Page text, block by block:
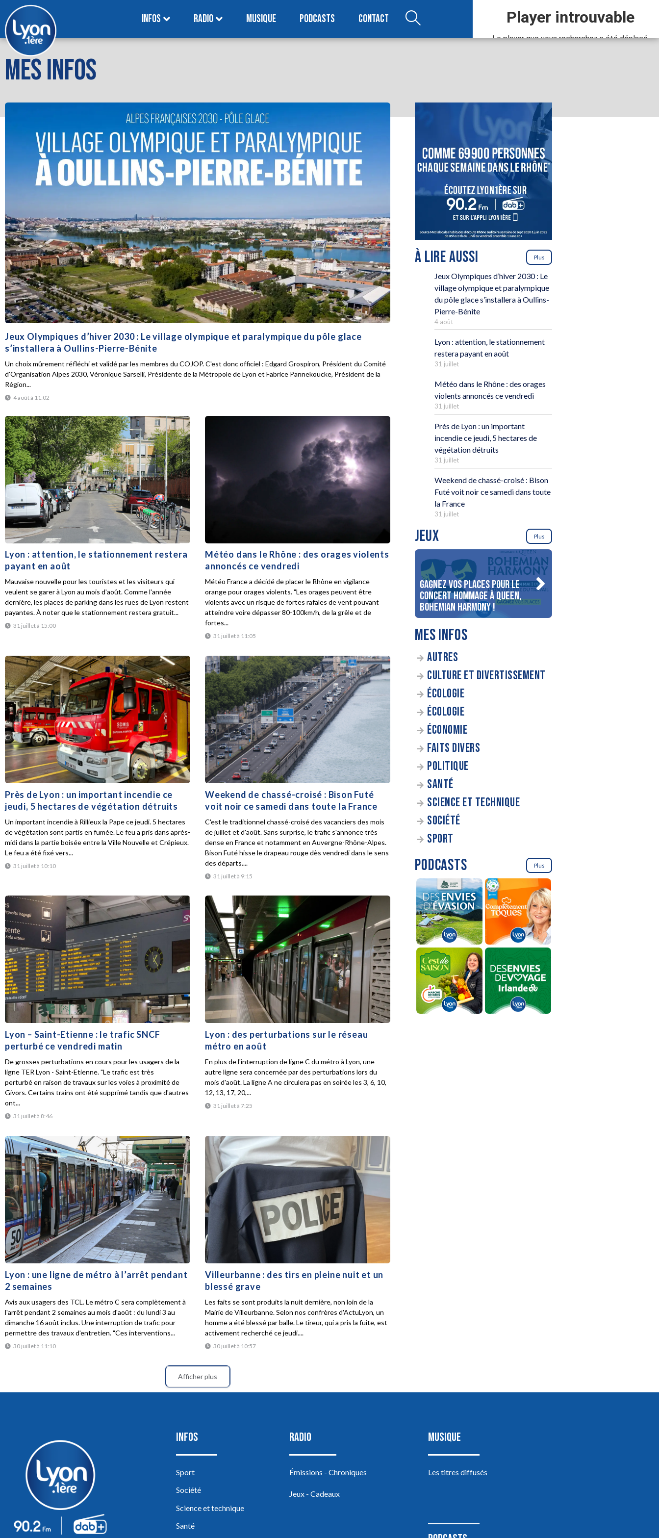
INFOS RADIO MUSIQUE PODCASTS CONTACT
MES INFOS
Jeux Olympiques d’hiver 2030 : Le village olympique et paralympique du pôle glace
s’installera à Oullins-Pierre-Bénite
4 août à 11:02
Un choix mûrement réfléchi et validé par les membres du COJOP. C'est donc officiel : Edgard Grospiron, Président du Comité
d'Organisation Alpes 2030, Véronique Sarselli, Présidente de la Métropole de Lyon et Fabrice Pannekoucke, Président de la
Région...
Lyon : attention, le stationnement restera
payant en août
31 juillet à 15:00
Mauvaise nouvelle pour les touristes et les visiteurs qui
veulent se garer à Lyon au mois d'août. Comme l'année
dernière, les places de parking dans les rues de Lyon restent
payantes. À noter que le stationnement restera gratuit...
Météo dans le Rhône : des orages violents
annoncés ce vendredi
31 juillet à 11:05
Météo France a décidé de placer le Rhône en vigilance
orange pour orages violents. "Les orages peuvent être
violents avec un risque de fortes rafales de vent pouvant
atteindre voire dépasser 80-100km/h, de la grêle et de
fortes...
Près de Lyon : un important incendie ce
jeudi, 5 hectares de végétation détruits
31 juillet à 10:10
Un important incendie à Rillieux la Pape ce jeudi. 5 hectares
de végétation sont partis en fumée. Le feu a pris dans après-
midi dans la partie boisée entre la Ville Nouvelle et Crépieux.
Le feu a été fixé vers...
Weekend de chassé-croisé : Bison Futé
voit noir ce samedi dans toute la France
31 juillet à 9:15
C'est le traditionnel chassé-croisé des vacanciers des mois
de juillet et d'août. Sans surprise, le trafic s'annonce très
dense en France et notamment en Auvergne-Rhône-Alpes.
Bison Futé hisse le drapeau rouge dès vendredi dans le sens
des départs....
Lyon – Saint-Etienne : le trafic SNCF
perturbé ce vendredi matin
31 juillet à 8:46
De grosses perturbations en cours pour les usagers de la
ligne TER Lyon - Saint-Etienne. "Le trafic est très
perturbé en raison de travaux sur les voies à proximité de
Givors. Certains trains ont été supprimé tandis que d'autres
ont...
Lyon : des perturbations sur le réseau
métro en août
31 juillet à 7:25
En plus de l'interruption de ligne C du métro à Lyon, une
autre ligne sera concernée par des perturbations lors du
mois d'août. La ligne A ne circulera pas en soirée les 3, 6, 10,
12, 13, 17, 20,...
Lyon : une ligne de métro à l’arrêt pendant
2 semaines
30 juillet à 11:10
Avis aux usagers des TCL. Le métro C sera complètement à
l'arrêt pendant 2 semaines au mois d'août : du lundi 3 au
dimanche 16 août inclus. Une interruption de trafic pour
permettre des travaux d'entretien. "Ces interventions...
Villeurbanne : des tirs en pleine nuit et un
blessé grave
30 juillet à 10:57
Les faits se sont produits la nuit dernière, non loin de la
Mairie de Villeurbanne. Selon nos confrères d'ActuLyon, un
homme a été blessé par balle. Le tireur, qui a pris la fuite, est
activement recherché ce jeudi....
Afficher plus
À LIRE AUSSI Plus
Jeux Olympiques d’hiver 2030 : Le
village olympique et paralympique
du pôle glace s’installera à Oullins-
Pierre-Bénite
4 août
Lyon : attention, le stationnement
restera payant en août
31 juillet
Météo dans le Rhône : des orages
violents annoncés ce vendredi
31 juillet
Près de Lyon : un important
incendie ce jeudi, 5 hectares de
végétation détruits
31 juillet
Weekend de chassé-croisé : Bison
Futé voit noir ce samedi dans toute
la France
31 juillet
JEUX Plus
Gagnez vos places pour le
concert Hommage à Queen,
Bohemian Harmony !
MES INFOS
AUTRES
CULTURE ET DIVERTISSEMENT
ÉCOLOGIE
ÉCOLOGIE
ÉCONOMIE
FAITS DIVERS
POLITIQUE
SANTÉ
SCIENCE ET TECHNIQUE
SOCIÉTÉ
SPORT
PODCASTS Plus
INFOS
Sport
Société
Science et technique
Santé
RADIO
Émissions - Chroniques
Jeux - Cadeaux
MUSIQUE
Les titres diffusés